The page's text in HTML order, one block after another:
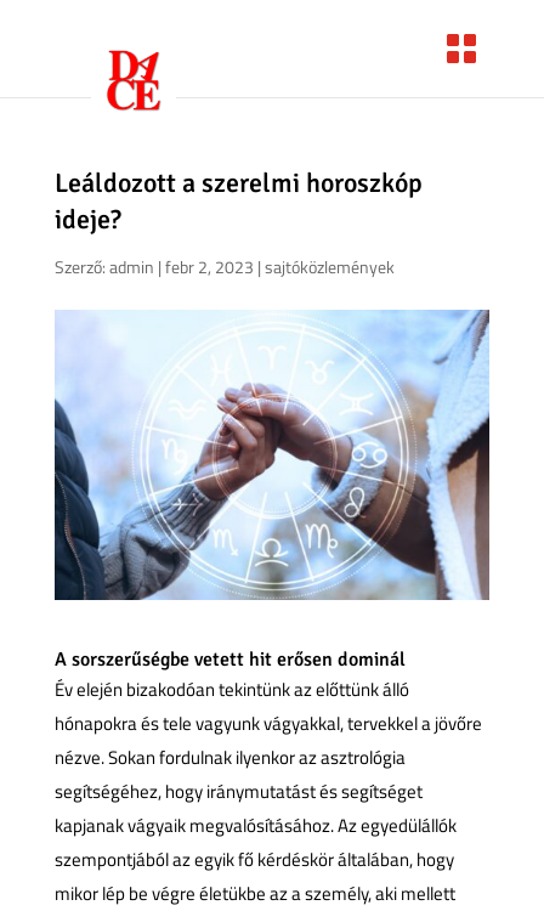
Leáldozott a szerelmi horoszkóp
ideje?
Szerző:admin |febr 2, 2023 |sajtóközlemények
A sorszerűségbe vetett hit erősen dominál
Év elején bizakodóan tekintünk az előttünk álló
hónapokra és tele vagyunk vágyakkal, tervekkel a jövőre
nézve. Sokan fordulnak ilyenkor az asztrológia
segítségéhez, hogy iránymutatást és segítséget
kapjanak vágyaik megvalósításához. Az egyedülállók
szempontjából az egyik fő kérdéskör általában, hogy
mikor lép be végre életükbe az a személy, aki mellett